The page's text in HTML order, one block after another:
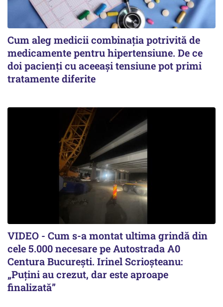
Cum aleg medicii combinația potrivită de
medicamente pentru hipertensiune. De ce
doi pacienți cu aceeași tensiune pot primi
tratamente diferite
VIDEO - Cum s-a montat ultima grindă din
cele 5.000 necesare pe Autostrada A0
Centura București. Irinel Scrioșteanu:
„Puțini au crezut, dar este aproape
finalizată”